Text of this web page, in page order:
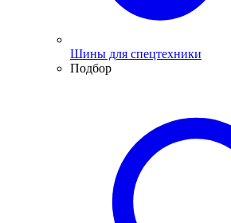
Шины для спецтехники
Подбор